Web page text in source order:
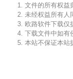
1. 文件的所有权益
2. 未经权益所有人
3. 欧路软件下载仅
4. 下载文件中如有
5. 本站不保证本站